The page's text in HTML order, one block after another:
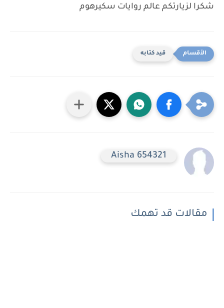
شكرا لزيارتكم عالم روايات سكيرهوم
قيد كتابه
Aisha 654321
مقالات قد تهمك